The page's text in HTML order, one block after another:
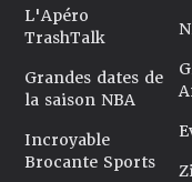
L'Apéro
TrashTalk
Grandes dates de
la saison NBA
Incroyable
Brocante Sports